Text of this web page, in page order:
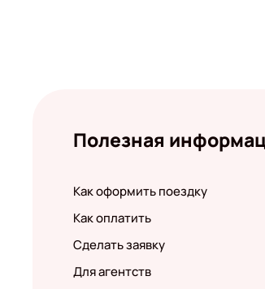
Полезная
Как оформить поездку
Как оплатить
Сделать заявку
Для агентств